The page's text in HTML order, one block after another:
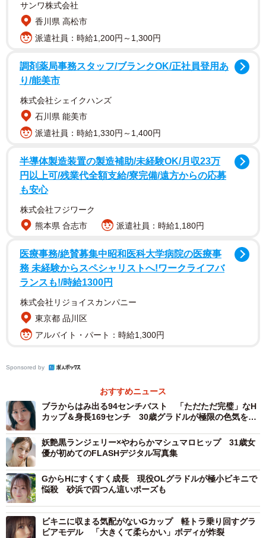
【榎原依那さんプロフィール】
えのはら・いな 10月16日生まれ、大阪府出身。身長
誌表紙を飾りトップを走る。榎原依那Officialyoutube
https://youtube.com/@ina_enoharaもチェック！
【水島美結さんプロフィール】
みずしま・みゆう 2003年11月12日生まれ、北海道出身。
ー。2024年3月発売のAKB48の63rdシングル「カラコンウ
インク」では、表題曲の選抜メンバーに初選出された。
【沢美沙樹さんプロフィール】
さわ・みさき 2006年10月18日生まれ、東京都出身。身長
「ミスマガジン2024」においてベスト16入り。その後、グ
ラビアオファー殺到中
【瑚々さんプロフィール】
ここ 2004年8月7日生まれ、埼玉県出身。身長173cm、
B83・W63・H91。ミスマガジン2022グランプリ受賞。グ
サンワ株式会社
香川県 高松市
派遣社員：時給1,200円～1,300円
調剤薬局事務スタッフ/ブランクOK/正社員登用あ
り/能美市
株式会社シェイクハンズ
石川県 能美市
派遣社員：時給1,330円～1,400円
半導体製造装置の製造補助/未経験OK/月収23万
円以上可/残業代全額支給/寮完備/遠方からの応募
も安心
株式会社フジワーク
熊本県 合志市
派遣社員：時給1,180円
医療事務/絶賛募集中昭和医科大学病院の医療事
務 未経験からスペシャリストへ!ワークライフバ
ランスも!/時給1300円
株式会社リジョイスカンパニー
東京都 品川区
アルバイト・パート：時給1,300円
Sponsored by
おすすめニュース
ブラからはみ出る94センチバスト 「ただただ完璧」なH
カップ＆身長169センチ 30歳グラドルが極限の色気を表
妖艶黒ランジェリー×やわらかマシュマロヒップ 31歳女
優が初めてのFLASHデジタル写真集
GからHにすくすく成長 現役OLグラドルが極小ビキニで
悩殺 砂浜で四つん這いポーズも
ビキニに収まる気配がないGカップ 軽トラ乗り回すグラ
ビアモデル 「大きくて柔らかい」ボディが炸裂